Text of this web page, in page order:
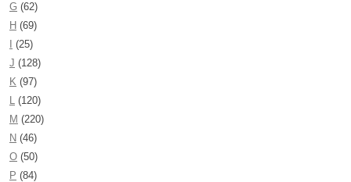
G (62)
H (69)
(25)
J (128)
K (97)
L (120)
M (220)
N (46)
O (50)
P (84)